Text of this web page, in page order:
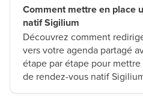
Comment mettre en place
natif Sigilium
Découvrez comment
vers votre agenda partagé
étape par étape pour
de rendez-vous natif